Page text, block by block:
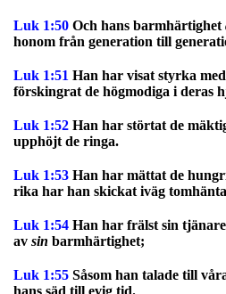
Luk 1:50 Och hans barmhärtighet
honom från generation till
Luk 1:51 Han har visat styrka
förskingrat de högmodiga i deras
Luk 1:52 Han har störtat de
upphöjt de ringa.
Luk 1:53 Han har mättat de
rika har han skickat iväg
Luk 1:54 Han har frälst sin
av sin barmhärtighet;
Luk 1:55 Såsom han talade till
hans säd till evig tid.